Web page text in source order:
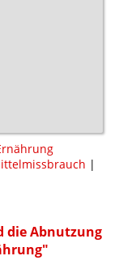
|
die Abnutzung